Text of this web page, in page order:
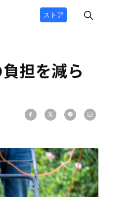
ストア
担を減ら